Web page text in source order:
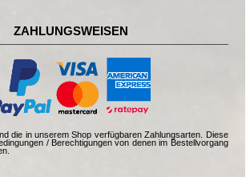
ZAHLUNGSWEISEN
die in unserem Shop verfügbaren Zahlungsarten. Diese
/ Berechtigungen von denen im Bestellvorgang